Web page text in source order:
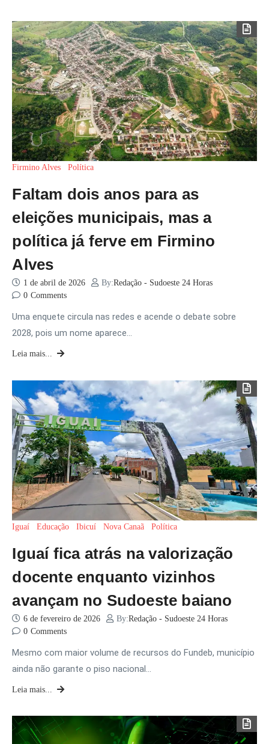
Firmino Alves Política
Faltam dois anos para as
eleições municipais, mas a
política já ferve em Firmino
Alves
1 de abril de 2026 By:Redação - Sudoeste 24 Horas
0 Comments
Uma enquete circula nas redes e acende o debate sobre
2028, pois um nome aparece…
Leia mais...
Iguaí Educação Ibicuí Nova Canaã Política
Iguaí fica atrás na valorização
docente enquanto vizinhos
avançam no Sudoeste baiano
6 de fevereiro de 2026 By:Redação - Sudoeste 24 Horas
0 Comments
Mesmo com maior volume de recursos do Fundeb, município
ainda não garante o piso nacional…
Leia mais...